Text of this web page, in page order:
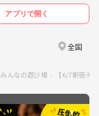
アプリで開く
全国
みんなの遊び場 【6/7新宿チ